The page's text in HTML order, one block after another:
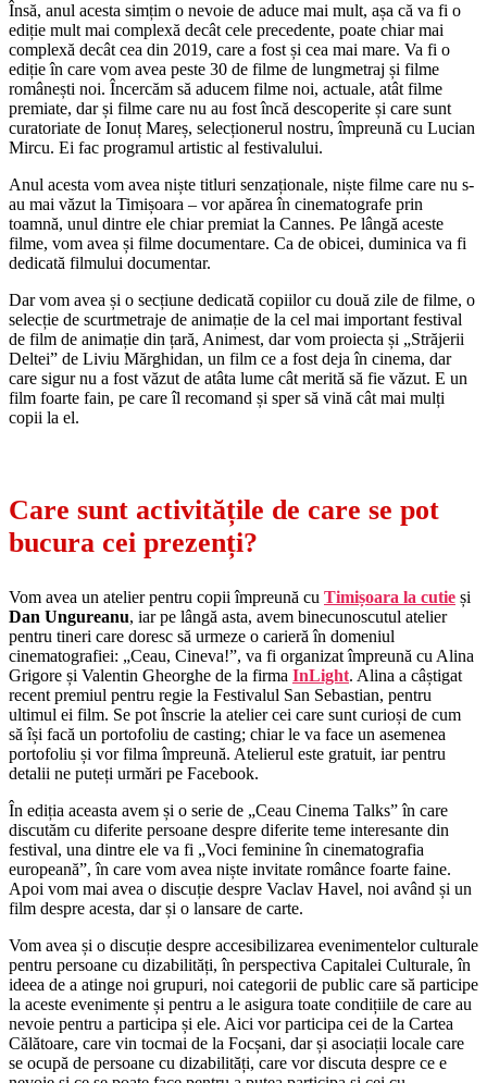
Însă, anul acesta simțim o nevoie de aduce mai mult, așa că va fi o
ediție mult mai complexă decât cele precedente, poate chiar mai
complexă decât cea din 2019, care a fost și cea mai mare. Va fi o
ediție în care vom avea peste 30 de filme de lungmetraj și filme
românești noi. Încercăm să aducem filme noi, actuale, atât filme
premiate, dar și filme care nu au fost încă descoperite și care sunt
curatoriate de Ionuț Mareș, selecționerul nostru, împreună cu Lucian
Mircu. Ei fac programul artistic al festivalului.
Anul acesta vom avea niște titluri senzaționale, niște filme care nu s-
au mai văzut la Timișoara – vor apărea în cinematografe prin
toamnă, unul dintre ele chiar premiat la Cannes. Pe lângă aceste
filme, vom avea și filme documentare. Ca de obicei, duminica va fi
dedicată filmului documentar.
Dar vom avea și o secțiune dedicată copiilor cu două zile de filme, o
selecție de scurtmetraje de animație de la cel mai important festival
de film de animație din țară, Animest, dar vom proiecta și „Străjerii
Deltei” de Liviu Mărghidan, un film ce a fost deja în cinema, dar
care sigur nu a fost văzut de atâta lume cât merită să fie văzut. E un
film foarte fain, pe care îl recomand și sper să vină cât mai mulți
copii la el.
Care sunt activitățile de care se pot
bucura cei prezenți?
Vom avea un atelier pentru copii împreună cu Timișoara la cutie și
Dan Ungureanu, iar pe lângă asta, avem binecunoscutul atelier
pentru tineri care doresc să urmeze o carieră în domeniul
cinematografiei: „Ceau, Cineva!”, va fi organizat împreună cu Alina
Grigore și Valentin Gheorghe de la firma InLight. Alina a câștigat
recent premiul pentru regie la Festivalul San Sebastian, pentru
ultimul ei film. Se pot înscrie la atelier cei care sunt curioși de cum
să își facă un portofoliu de casting; chiar le va face un asemenea
portofoliu și vor filma împreună. Atelierul este gratuit, iar pentru
detalii ne puteți urmări pe Facebook.
În ediția aceasta avem și o serie de „Ceau Cinema Talks” în care
discutăm cu diferite persoane despre diferite teme interesante din
festival, una dintre ele va fi „Voci feminine în cinematografia
europeană”, în care vom avea niște invitate românce foarte faine.
Apoi vom mai avea o discuție despre Vaclav Havel, noi având și un
film despre acesta, dar și o lansare de carte.
Vom avea și o discuție despre accesibilizarea evenimentelor culturale
pentru persoane cu dizabilități, în perspectiva Capitalei Culturale, în
ideea de a atinge noi grupuri, noi categorii de public care să participe
la aceste evenimente și pentru a le asigura toate condițiile de care au
nevoie pentru a participa și ele. Aici vor participa cei de la Cartea
Călătoare, care vin tocmai de la Focșani, dar și asociații locale care
se ocupă de persoane cu dizabilități, care vor discuta despre ce e